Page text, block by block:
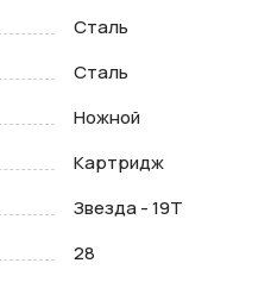
Сталь
Сталь
Ножной
Картридж
Звезда - 19T
28